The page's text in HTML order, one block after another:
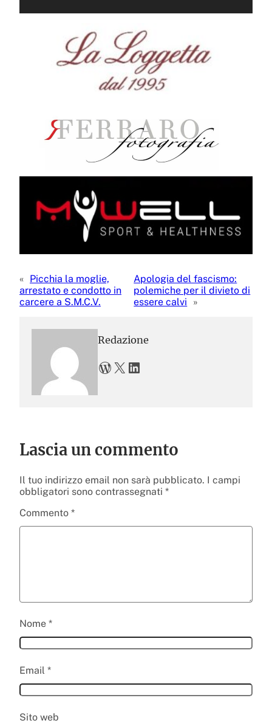
« Picchia la moglie,
arrestato e condotto in
carcere a S.M.C.V.
Apologia del fascismo:
polemiche per il divieto di
essere calvi
»
Redazione
WordPress X LinkedIn
Lascia un commento
Il tuo indirizzo email non sarà pubblicato. I campi
obbligatori sono contrassegnati *
Commento *
Nome *
Email *
Sito web